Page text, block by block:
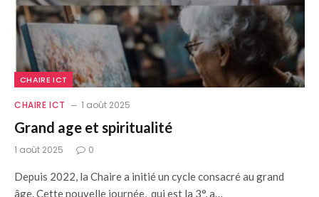
CHAIRE ICT
CHAIRE ICT 1 août 2025
Grand age et spiritualité
1 août 2025 0
Depuis 2022, la Chaire a initié un cycle consacré au grand
âge. Cette nouvelle journée, qui est la 3°, a…